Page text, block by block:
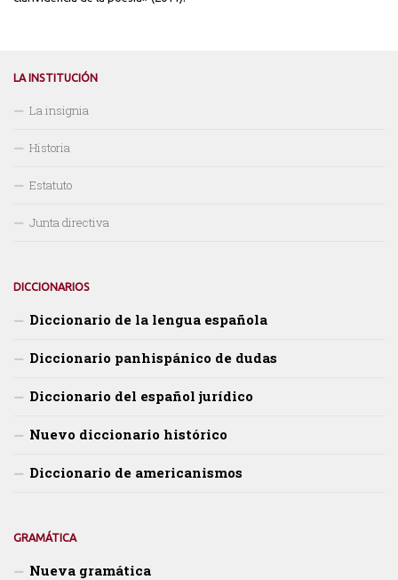
LA INSTITUCIÓN
La insignia
Historia
Estatuto
Junta directiva
DICCIONARIOS
Diccionario de la lengua española
Diccionario panhispánico de dudas
Diccionario del español jurídico
Nuevo diccionario histórico
Diccionario de americanismos
GRAMÁTICA
Nueva gramática